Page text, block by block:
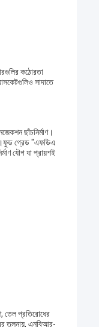
কঠোরতা
সাদাতে
ছাঁচনির্মাণ।
গ্রেড "এফডিএ
যৌগ যা প্রায়শই
তেল প্রতিরোধের
তুলনায়, এনবিআর-